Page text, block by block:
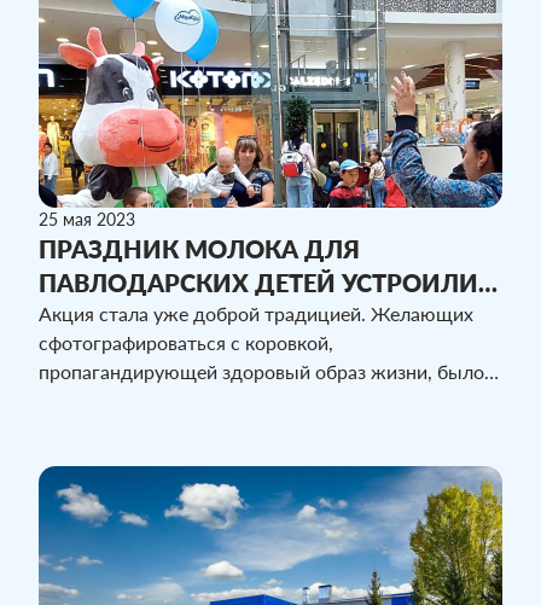
25 мая 2023
ПРАЗДНИК МОЛОКА ДЛЯ
ПАВЛОДАРСКИХ ДЕТЕЙ УСТРОИЛИ
РАБОТНИКИ КОМПАНИИ «МОЛКОМ»
Акция стала уже доброй традицией. Желающих
сфотографироваться с коровкой,
пропагандирующей здоровый образ жизни, было
день защиты детей и всемирный день молока.